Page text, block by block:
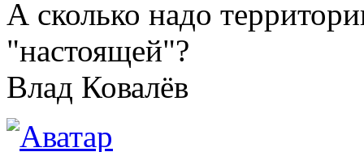
А сколько надо
"настоящей"?
Влад Ковалёв